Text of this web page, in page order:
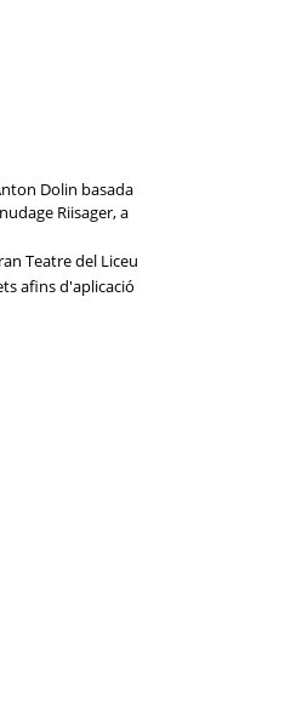
Dolin basada
Riisager, a
Teatre del Liceu
afins d'aplicació